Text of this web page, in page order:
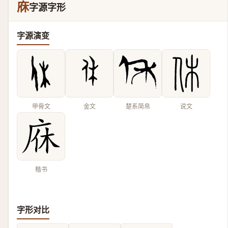
庥字源字形
字源演变
甲骨文 金文 楚系简帛 说文
楷书
字形对比